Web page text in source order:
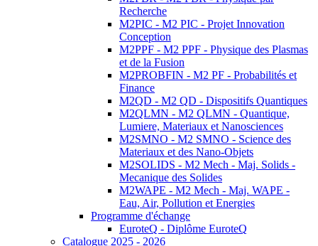
Recherche
M2PIC - M2 PIC - Projet Innovation
Conception
M2PPF - M2 PPF - Physique des Plasmas
et de la Fusion
M2PROBFIN - M2 PF - Probabilités et
Finance
M2QD - M2 QD - Dispositifs Quantiques
M2QLMN - M2 QLMN - Quantique,
Lumiere, Materiaux et Nanosciences
M2SMNO - M2 SMNO - Science des
Materiaux et des Nano-Objets
M2SOLIDS - M2 Mech - Maj. Solids -
Mecanique des Solides
M2WAPE - M2 Mech - Maj. WAPE -
Eau, Air, Pollution et Energies
Programme d'échange
EuroteQ - Diplôme EuroteQ
Catalogue 2025 - 2026